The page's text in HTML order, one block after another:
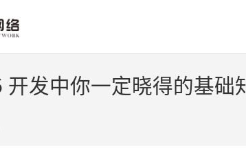
开发中你一定晓得的基础